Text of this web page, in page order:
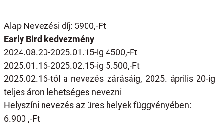
Alap Nevezési díj: 5900,-Ft
Early Bird kedvezmény
2024.08.20-2025.01.15-ig 4500,-Ft
2025.01.16-2025.02.15-ig 5.500,-Ft
2025.02.16-tól a nevezés zárásáig, 2025. április 20-ig
teljes áron lehetséges nevezni
Helyszíni nevezés az üres helyek függvényében:
6.900 ,-Ft